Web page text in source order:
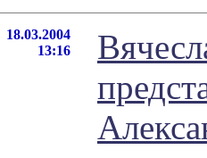
18.03.2004
13:16